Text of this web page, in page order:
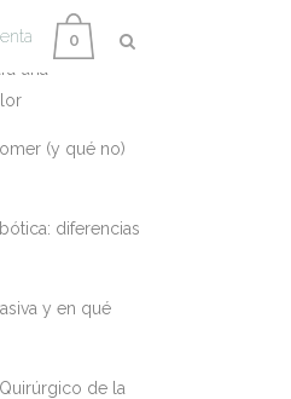
0
una
(y qué no)
diferencias
y en qué
de la